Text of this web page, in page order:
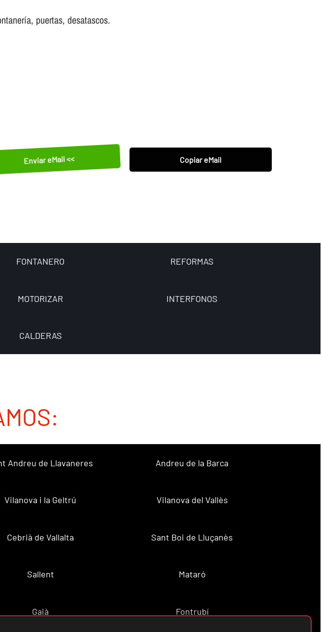
puertas, desatascos.
Enviar eMail << Copiar eMail
FONTANERO REFORMAS
MOTORIZAR INTERFONOS
CALDERAS
Andreu de Llavaneres Andreu de la Barca
Vilanova i la Geltrú Vilanova del Vallès
Cebrià de Vallalta Sant Boi de Lluçanès
Sallent Mataró
Gaià Fontrubí